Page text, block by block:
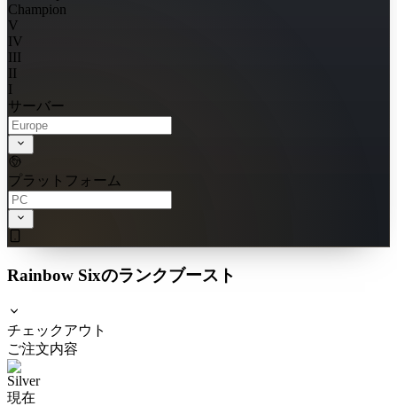
Champion
V
IV
III
II
I
サーバー
プラットフォーム
Rainbow Sixのランクブースト
チェックアウト
ご注文内容
現在